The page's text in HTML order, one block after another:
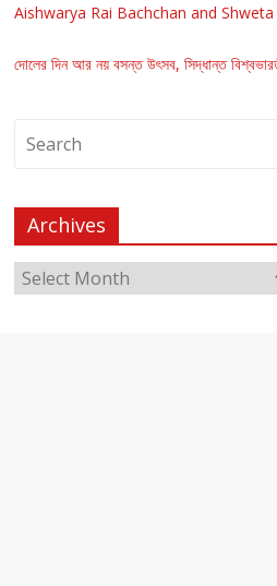
Aishwarya Rai Bachchan and Shweta
দোলের দিন আর নয় বসন্ত উৎসব, সিদ্ধান্ত
Archives